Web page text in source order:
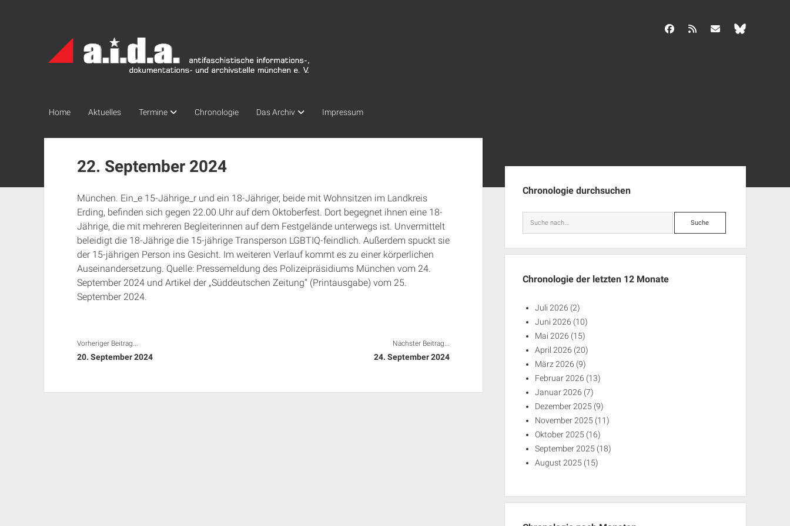
Archiv
München
facebook info@aida-archiv.de
Home Aktuelles Termine Chronologie Das Archiv Impressum
22. September 2024
München. Ein_e 15-Jährige_r und ein 18-Jähriger, beide mit Wohnsitzen im Landkreis
Erding, befinden sich gegen 22.00 Uhr auf dem Oktoberfest. Dort begegnet ihnen eine 18-
Jährige, die mit mehreren Begleiterinnen auf dem Festgelände unterwegs ist. Unvermittelt
beleidigt die 18-Jährige die 15-jährige Transperson LGBTIQ-feindlich. Außerdem spuckt sie
der 15-jährigen Person ins Gesicht. Im weiteren Verlauf kommt es zu einer körperlichen
Auseinandersetzung. Quelle: Pressemeldung des Polizeipräsidiums München vom 24.
September 2024 und Artikel der „Süddeutschen Zeitung“ (Printausgabe) vom 25.
September 2024.
Vorheriger Beitrag...
20. September 2024
Nächster Beitrag...
24. September 2024
Chronologie durchsuchen
Suche
Chronologie der letzten 12 Monate
Juli 2026 (2)
Juni 2026 (10)
Mai 2026 (15)
April 2026 (20)
März 2026 (9)
Februar 2026 (13)
Januar 2026 (7)
Dezember 2025 (9)
November 2025 (11)
Oktober 2025 (16)
September 2025 (18)
August 2025 (15)